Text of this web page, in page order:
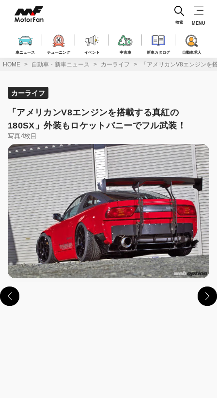
ス
車ニュース チューニング イベント 中古車 新車カタログ 自動車求人
検索 MENU
HOME 自動車・新車ニュース カーライフ 「アメリカンV8エンジン
カーライフ
「アメリカンV8エンジンを搭載する真紅の
180SX」外装もロケットバニーでフル武装！
写真4枚目